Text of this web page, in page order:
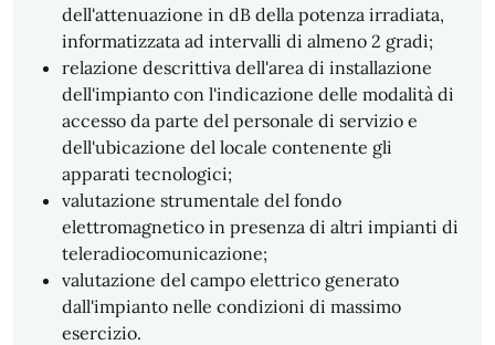
dell'attenuazione in dB della potenza irradiata,
informatizzata ad intervalli di almeno 2 gradi;
relazione descrittiva dell'area di installazione
dell'impianto con l'indicazione delle modalità di
accesso da parte del personale di servizio e
dell'ubicazione del locale contenente gli
apparati tecnologici;
valutazione strumentale del fondo
elettromagnetico in presenza di altri impianti di
teleradiocomunicazione;
valutazione del campo elettrico generato
dall'impianto nelle condizioni di massimo
esercizio.